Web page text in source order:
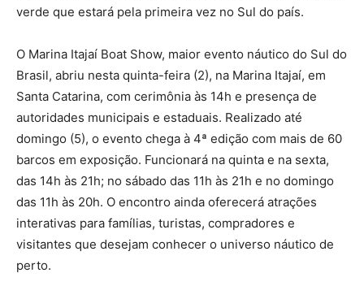
verde que estará pela primeira vez no Sul do país.
O Marina Itajaí Boat Show, maior evento náutico do Sul do
Brasil, abriu nesta quinta-feira (2), na Marina Itajaí, em
Santa Catarina, com cerimônia às 14h e presença de
autoridades municipais e estaduais. Realizado até
domingo (5), o evento chega à 4ª edição com mais de 60
barcos em exposição. Funcionará na quinta e na sexta,
das 14h às 21h; no sábado das 11h às 21h e no domingo
das 11h às 20h. O encontro ainda oferecerá atrações
interativas para famílias, turistas, compradores e
visitantes que desejam conhecer o universo náutico de
perto.